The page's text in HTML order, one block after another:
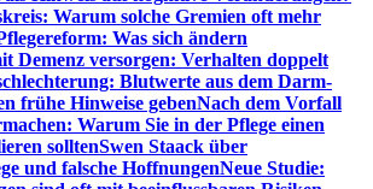
Warum solche Gremien oft mehr
Was sich ändern
Demenz versorgen: Verhalten doppelt
Blutwerte aus dem Darm-
frühe Hinweise gebenNach dem Vorfall
Warum Sie in der Pflege einen
solltenSwen Staack über
und falsche HoffnungenNeue Studie: